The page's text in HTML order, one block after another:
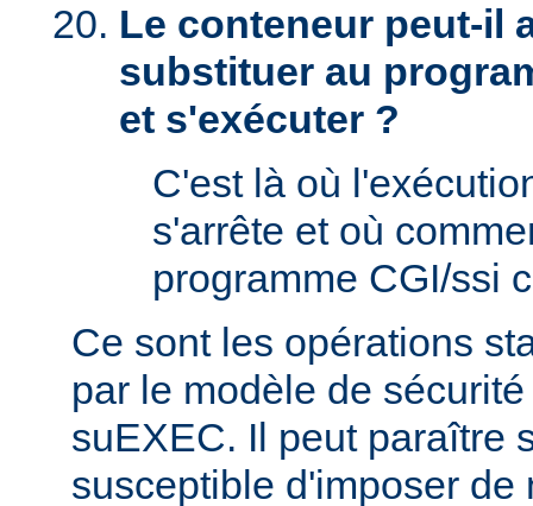
Le conteneur peut-il
substituer au
et s'exécuter ?
C'est là où
s'arrête et où
programme CGI/ssi
Ce sont les opérations
par le modèle de
suEXEC. Il peut paraître
susceptible d'imposer